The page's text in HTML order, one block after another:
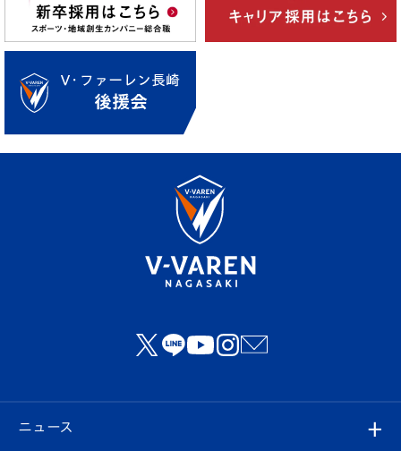
ニュース